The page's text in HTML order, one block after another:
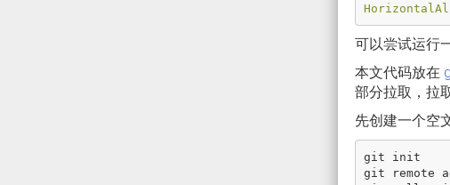
可以尝试运行
本文代码放在
部分拉取，拉
先创建一个空
git init
git remote